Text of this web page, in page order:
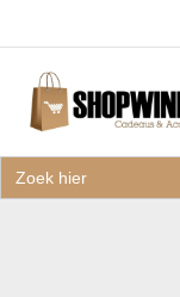
naar:
Zoek
naar: